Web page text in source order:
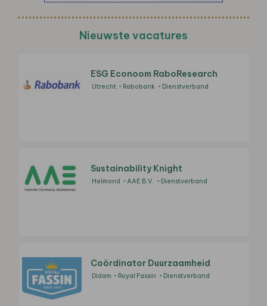
Nieuwste vacatures
ESG Econoom RaboResearch
Utrecht Rabobank Dienstverband
Sustainability Knight
Helmond AAE B.V. Dienstverband
Coördinator Duurzaamheid
Didam Royal Fassin Dienstverband